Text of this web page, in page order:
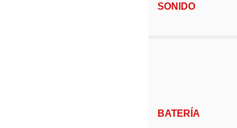
SONIDO
BATERÍA